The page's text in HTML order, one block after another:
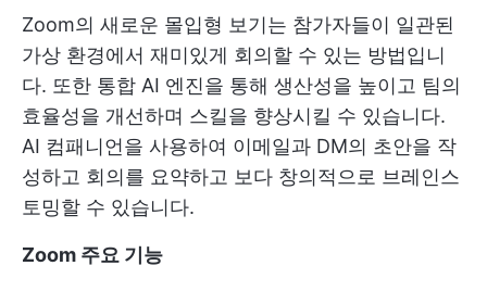
Zoom의 새로운 몰입형 보기는 참가자들이 일관된
가상 환경에서 재미있게 회의할 수 있는 방법입니
다. 또한 통합 AI 엔진을 통해 생산성을 높이고 팀의
효율성을 개선하며 스킬을 향상시킬 수 있습니다.
AI 컴패니언을 사용하여 이메일과 DM의 초안을 작
성하고 회의를 요약하고 보다 창의적으로 브레인스
토밍할 수 있습니다.
Zoom 주요 기능